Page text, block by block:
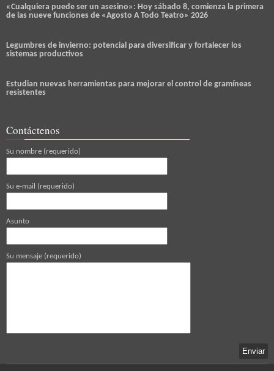
«Cualquiera puede ser un asesino»: Hoy sábado 8, comienza la primera
de las nueve funciones de «Agosto A Todo Teatro» 2026
Legumbres de invierno: potencial para diversificar y fortalecer los
sistemas productivos
Estudian nuevas herramientas para mejorar el control de gramíneas
resistentes
Contáctenos
Su nombre (requerido)
Su e-mail (requerido)
Asunto
Su mensaje (requerido)